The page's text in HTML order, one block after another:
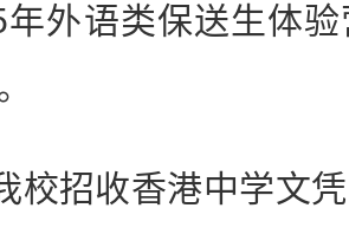
年外语类保送生体
招收香港中学文凭